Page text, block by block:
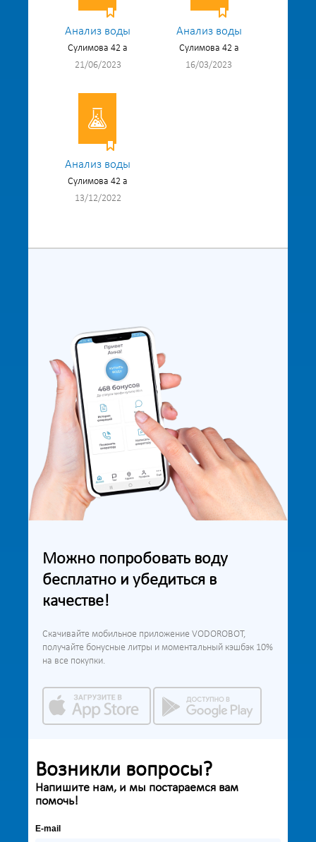
Анализ воды
Сулимова 42 а
21/06/2023
Анализ воды
Сулимова 42 а
16/03/2023
Анализ воды
Сулимова 42 а
13/12/2022
Можно попробовать воду
бесплатно и убедиться в
качестве!
Скачивайте мобильное приложение VODOROBOT,
получайте бонусные литры и моментальный кэшбэк 10%
на все покупки.
Возникли вопросы?
Напишите нам, и мы постараемся вам
помочь!
E-mail